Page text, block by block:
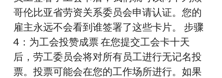
哥伦比亚省劳资关系委员会申请认证。您的
雇主永远不会看到谁签署了这些卡片。 步骤
4：为工会投赞成票 在您提交工会卡十天
后，劳工委员会将对所有员工进行无记名投
票。投票可能会在您的工作场所进行。如果